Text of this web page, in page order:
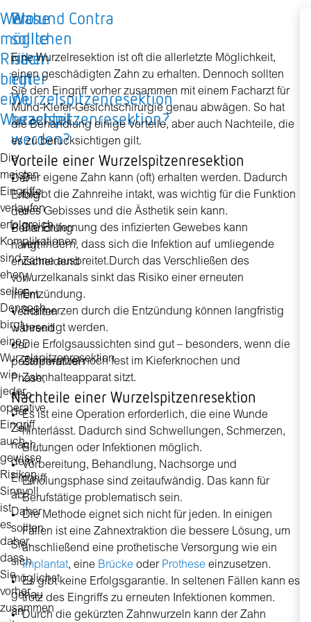
Welche
möglichen
Risiken
birgt
eine
Wurzelspitzenresektion?
Die
meisten
Eingriffe
verlaufen
erfolgreich.
Komplikationen
sind
eher
selten.
Dennoch
birgt
eine
Wurzelspitzenresektion
wie
jeder
operative
Eingriff
auch
gewisse
Risiken.
Sinnvoll
ist
es
daher,
dass
Sie
vorher
zusammen
Was
sollte
nach
einer
Wurzelspitzenresektion
beachtet
werden?
Der
Erfolg
der
Behandlung
hängt
entscheidend
von
Ihrem
Verhalten
während
der
postoperativen
Phase,
also
der
Zeit
nach
dem
Eingriff
ab.
Daher
sollten
Sie
sich
möglichst
genau
an
Pro und Contra
Eine Wurzelresektion ist oft die allerletzte Möglichkeit,
einen geschädigten Zahn zu erhalten. Dennoch sollten
Sie den Eingriff vorher zusammen mit einem Facharzt für
Mund-Kiefer-Gesichtschirurgie genau abwägen. So hat
die Behandlung einige Vorteile, aber auch Nachteile, die
es zu berücksichtigen gilt.
Vorteile einer Wurzelspitzenresektion
Der eigene Zahn kann (oft) erhalten werden. Dadurch
bleibt die Zahnreihe intakt, was wichtig für die Funktion
des Gebisses und die Ästhetik sein kann.
Die Entfernung des infizierten Gewebes kann
verhindern, dass sich die Infektion auf umliegende
Zähne ausbreitet.Durch das Verschließen des
Wurzelkanals sinkt das Risiko einer erneuten
Entzündung.
Schmerzen durch die Entzündung können langfristig
beseitigt werden.
Die Erfolgsaussichten sind gut – besonders, wenn die
Zahnwurzel noch fest im Kieferknochen und
Zahnhalteapparat sitzt.
Nachteile einer Wurzelspitzenresektion
Es ist eine Operation erforderlich, die eine Wunde
hinterlässt. Dadurch sind Schwellungen, Schmerzen,
Blutungen oder Infektionen möglich.
Vorbereitung, Behandlung, Nachsorge und
Erholungsphase sind zeitaufwändig. Das kann für
Berufstätige problematisch sein.
Die Methode eignet sich nicht für jeden. In einigen
Fällen ist eine Zahnextraktion die bessere Lösung, um
anschließend eine prothetische Versorgung wie ein
Implantat, eine Brücke oder Prothese einzusetzen.
Es gibt keine Erfolgsgarantie. In seltenen Fällen kann es
trotz des Eingriffs zu erneuten Infektionen kommen.
Durch die gekürzten Zahnwurzeln kann der Zahn